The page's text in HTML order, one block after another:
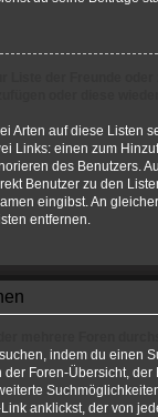
Arten auf diese Listen
Links: einen zum
des Benutzers.
Benutzer zu den
eingibst. An
entfernen.
indem du einen
Foren-Übersicht, der
anklickst, der von